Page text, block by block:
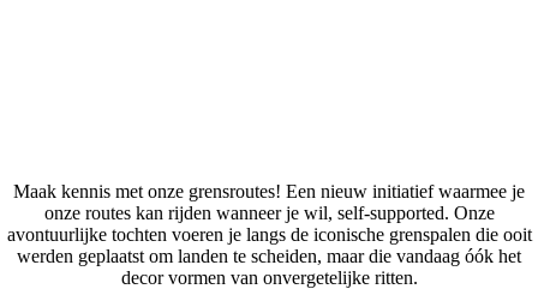
Maak kennis met onze grensroutes! Een nieuw initiatief waarmee je
onze routes kan rijden wanneer je wil, self-supported. Onze
avontuurlijke tochten voeren je langs de iconische grenspalen die ooit
werden geplaatst om landen te scheiden, maar die vandaag óók het
decor vormen van onvergetelijke ritten.